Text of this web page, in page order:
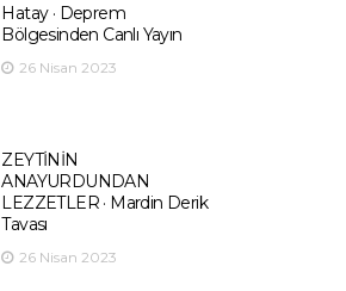
Hatay · Deprem
Bölgesinden Canlı Yayın
26 Nisan 2023
ZEYTİNİN
ANAYURDUNDAN
LEZZETLER · Mardin Derik
Tavası
26 Nisan 2023